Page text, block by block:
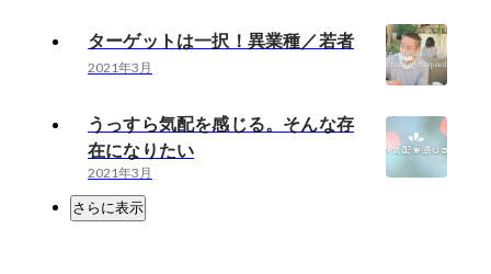
ターゲットは一択！異業種／若者
2021年3月
うっすら気配を感じる。そんな存
在になりたい
2021年3月
さらに表示